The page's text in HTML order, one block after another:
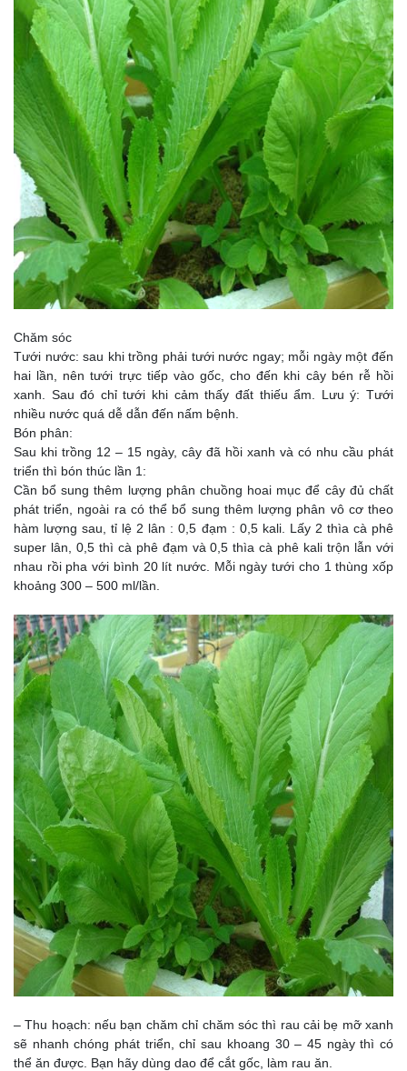
Chăm sóc
Tưới nước: sau khi trồng phải tưới nước ngay; mỗi ngày một đến
hai lần, nên tưới trực tiếp vào gốc, cho đến khi cây bén rễ hồi
xanh. Sau đó chỉ tưới khi cảm thấy đất thiếu ẩm. Lưu ý: Tưới
nhiều nước quá dễ dẫn đến nấm bệnh.
Bón phân:
Sau khi trồng 12 – 15 ngày, cây đã hồi xanh và có nhu cầu phát
triển thì bón thúc lần 1:
Cần bổ sung thêm lượng phân chuồng hoai mục để cây đủ chất
phát triển, ngoài ra có thể bổ sung thêm lượng phân vô cơ theo
hàm lượng sau, tỉ lệ 2 lân : 0,5 đạm : 0,5 kali. Lấy 2 thìa cà phê
super lân, 0,5 thì cà phê đạm và 0,5 thìa cà phê kali trộn lẫn với
nhau rồi pha với bình 20 lít nước. Mỗi ngày tưới cho 1 thùng xốp
khoảng 300 – 500 ml/lần.
– Thu hoạch: nếu bạn chăm chỉ chăm sóc thì rau cải bẹ mỡ xanh
sẽ nhanh chóng phát triển, chỉ sau khoang 30 – 45 ngày thì có
thể ăn được. Bạn hãy dùng dao để cắt gốc, làm rau ăn.